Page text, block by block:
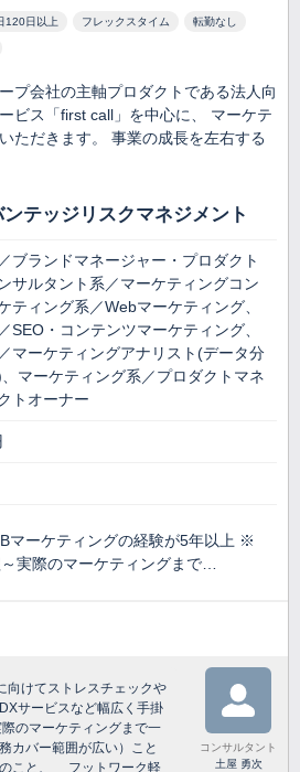
120日以上 フレックスタイム 転勤なし
プ会社の主軸プロダクトである法人向
ビス「first call」を中心に、 マーケテ
ただきます。 事業の成長を左右する
テッジリスクマネジメント
ブランドマネージャー・プロダクト
サルタント系／マーケティングコン
ティング系／Webマーケティング、
SEO・コンテンツマーケティング、
マーケティングアナリスト(データ分
マーケティング系／プロダクトマネ
トオーナー
マーケティングの経験が5年以上 ※
実際のマーケティングまで…
向けてストレスチェックや
サービスなど幅広く手掛
のマーケティングまで一
カバー範囲が広い）こと
のこと、 フットワーク軽
コンサルタント
土屋 勇次